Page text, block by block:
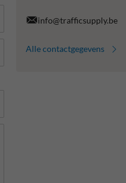
info@trafficsupply.be
Alle contactgegevens